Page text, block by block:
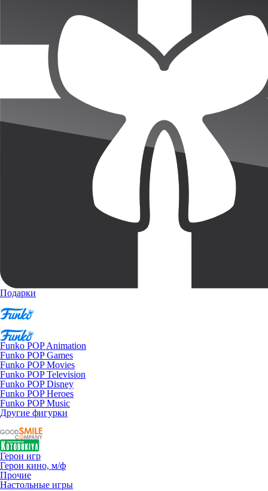
Подарки
Funko POP Animation
Funko POP Games
Funko POP Movies
Funko POP Television
Funko POP Disney
Funko POP Heroes
Funko POP Music
Другие фигурки
Герои игр
Герои кино, м/ф
Прочие
Настольные игры